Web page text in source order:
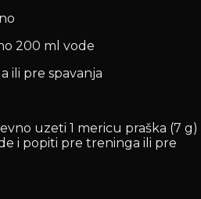
200 ml vode
ili pre spavanja
uzeti 1 mericu praška (7 g)
i popiti pre treninga ili pre